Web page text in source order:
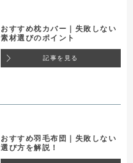
おすすめ枕カバー｜失敗しない
素材選びのポイント
記事を見る
おすすめ羽毛布団｜失敗しない
選び方を解説！